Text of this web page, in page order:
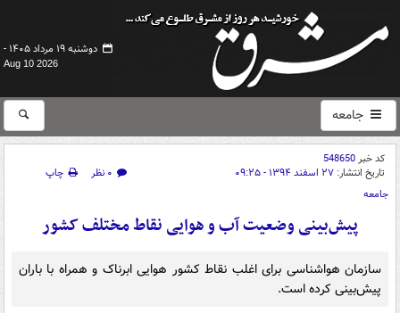
دوشنبه ۱۹ مرداد ۱۴۰۵ -
Aug 10 2026
جامعه
کد خبر548650
تاریخ انتشار: ۲۷ اسفند ۱۳۹۴ - ۰۹:۲۵ ۰ نظر
چاپ
جامعه
پیش‌بینی وضعیت آب و هوایی نقاط مختلف کشور
سازمان هواشناسی برای اغلب نقاط کشور هوایی ابرناک و همراه با باران
پیش‌بینی کرده است.